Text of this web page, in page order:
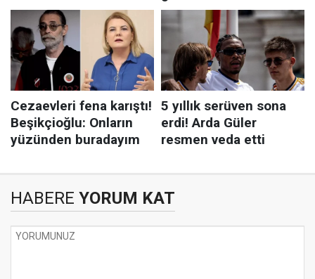
HABERE YORUM KAT